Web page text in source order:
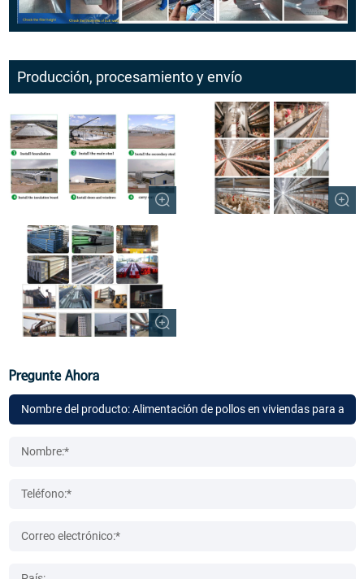
Producción, procesamiento y envío
Pregunte Ahora